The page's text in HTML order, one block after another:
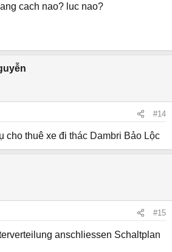
cach nao? luc nao?
#14
cho thuê xe đi thác Dambri Bảo Lộc
#15
anschliessen Schaltplan